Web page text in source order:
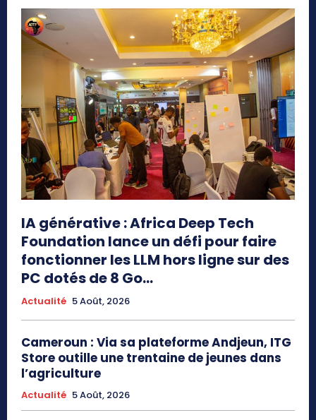
IA générative : Africa Deep Tech
Foundation lance un défi pour faire
fonctionner les LLM hors ligne sur des
PC dotés de 8 Go...
Actualité 5 Août, 2026
Cameroun : Via sa plateforme Andjeun, ITG
Store outille une trentaine de jeunes dans
l’agriculture
Actualité 5 Août, 2026